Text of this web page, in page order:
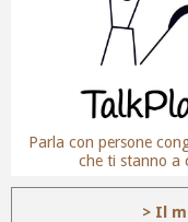
Parla con persone
che ti stanno a
> Il